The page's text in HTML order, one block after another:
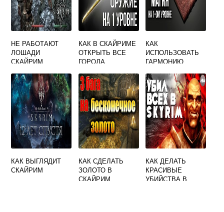
НЕ РАБОТАЮТ
ЛОШАДИ
СКАЙРИМ
КАК В СКАЙРИМЕ
ОТКРЫТЬ ВСЕ
ГОРОДА
КАК
ИСПОЛЬЗОВАТЬ
ГАРМОНИЮ
КАК ВЫГЛЯДИТ
СКАЙРИМ
КАК СДЕЛАТЬ
ЗОЛОТО В
СКАЙРИМ
КАК ДЕЛАТЬ
КРАСИВЫЕ
УБИЙСТВА В